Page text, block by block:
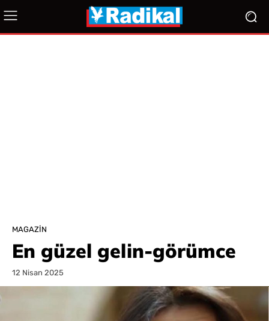
MAGAZIN
En güzel gelin-görümce
12 Nisan 2025